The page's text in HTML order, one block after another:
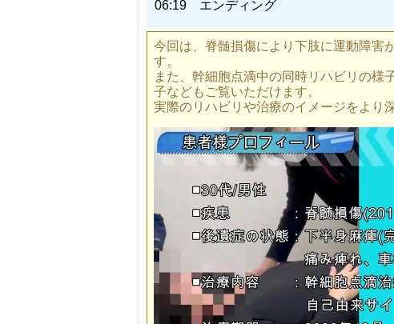
06:19 エンディング
今回は、脊髄損傷により下肢に運動障害
す。
また、幹細胞点滴中の同時リハビリの様
子などもご覧いただけます。
実際のリハビリや治療のイメージをより